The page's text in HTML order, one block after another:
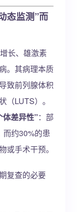
态监测”而
长、雄激素
。其病理本质
致前列腺体积
（LUTS）。
差异性”：部
而约30%的患
或手术干预。
复查的必要